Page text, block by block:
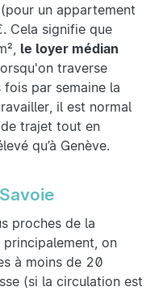
un appartement
Cela signifie que
le loyer médian
traverse
par semaine la
il est normal
trajet tout en
qu’à Genève.
proches de la
on
à moins de 20
(si la circulation est